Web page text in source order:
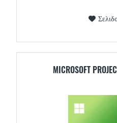
MICROSOFT